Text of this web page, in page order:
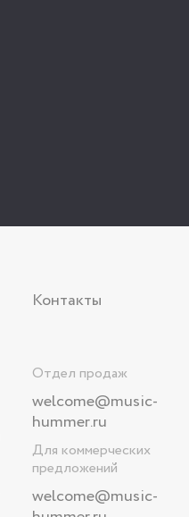
Контакты
Отдел продаж
welcome@music-
hummer.ru
Для коммерческих
предложений
welcome@music-